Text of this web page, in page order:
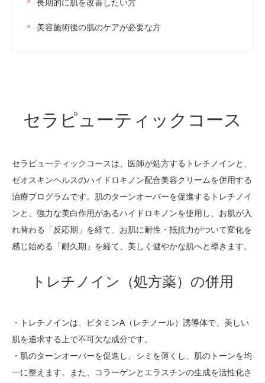
長期的に肌を改善したい方
美容施術後の肌のケアが必要な方
セラピューティックコース
セラピューティックコースは、医師が処方するトレチノインと、
ゼオスキンヘルスのハイドロキノン配合美容クリームを併用する
治療プログラムです。肌のターンオーバーを促進するトレチノイ
ンと、強力な美白作用があるハイドロキノンを使用し、お肌が入
れ替わる「反応期」を経て、お肌に耐性・抵抗力がついて変化を
感じ始める「耐久期」を経て、美しく健やかな肌へと導きます。
トレチノイン（処方薬）の併用
・トレチノインは、ビタミンA（レチノール）誘導体で、美しい
肌を追求する上で不可欠な成分です。
・肌のターンオーバーを促進し、シミを薄くし、肌のトーンを均
一に整えます。また、コラーゲンとエラスチンの生成を活性化さ